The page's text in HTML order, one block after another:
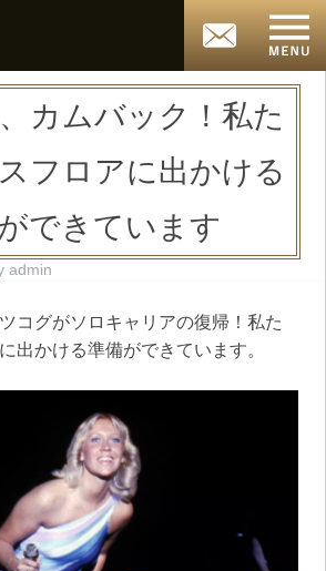
カムバック！私た
フロアに出かける
できています
admin
コグがソロキャリアの復帰！私た
出かける準備ができています。